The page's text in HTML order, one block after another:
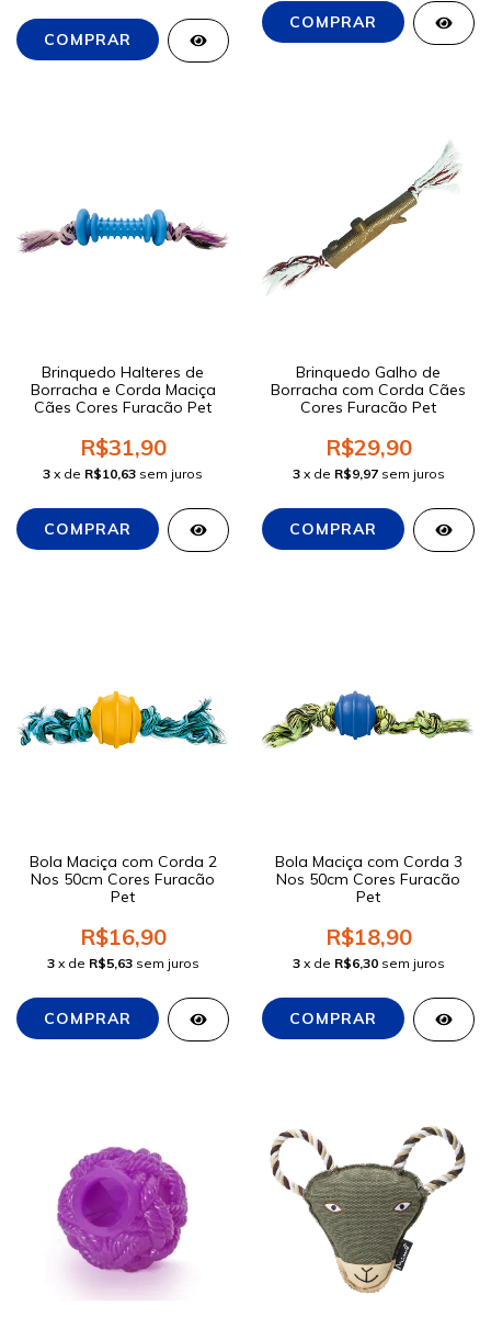
Brinquedo Halteres de
Borracha e Corda Maciça
Cães Cores Furacão Pet
R$31,90
3 x de R$10,63 sem juros
Brinquedo Galho de
Borracha com Corda Cães
Cores Furacão Pet
R$29,90
3 x de R$9,97 sem juros
Bola Maciça com Corda 2
Nos 50cm Cores Furacão
Pet
R$16,90
3 x de R$5,63 sem juros
Bola Maciça com Corda 3
Nos 50cm Cores Furacão
Pet
R$18,90
3 x de R$6,30 sem juros